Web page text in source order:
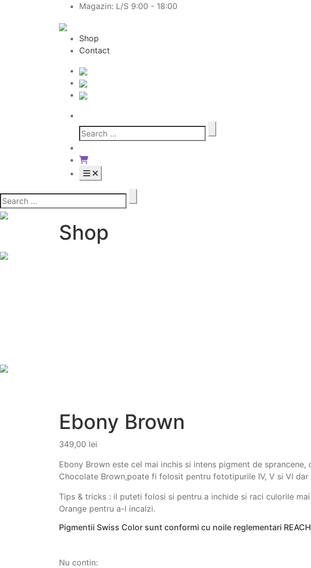
Magazin: L/S 9:00 - 18:00
Shop
Contact
Shop
Ebony Brown
349,00 lei
Ebony Brown este cel mai inchis si intens pigment de
Chocolate Brown,poate fi folosit pentru fototipurile IV, V si VI
Tips & tricks : il puteti folosi si pentru a inchide si raci culorile
Orange pentru a-l incalzi.
Pigmentii Swiss Color sunt conformi cu noile reglementari
Nu contin: